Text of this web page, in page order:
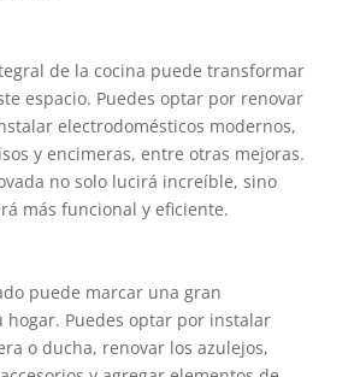
de la cocina puede transformar
espacio. Puedes optar por renovar
electrodomésticos modernos,
y encimeras, entre otras mejoras.
no solo lucirá increíble, sino
más funcional y eficiente.
puede marcar una gran
Puedes optar por instalar
o ducha, renovar los azulejos,